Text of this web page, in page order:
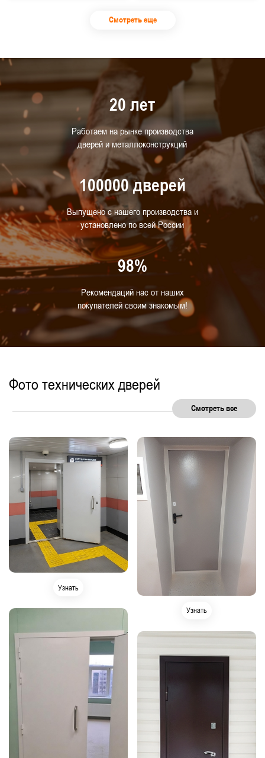
Смотреть еще
20 лет
Работаем на рынке производства
дверей и металлоконструкций
100000 дверей
Выпущено с нашего производства и
установлено по всей России
98%
Рекомендаций нас от наших
покупателей своим знакомым!
Фото технических дверей
Смотреть все
Узнать
Узнать